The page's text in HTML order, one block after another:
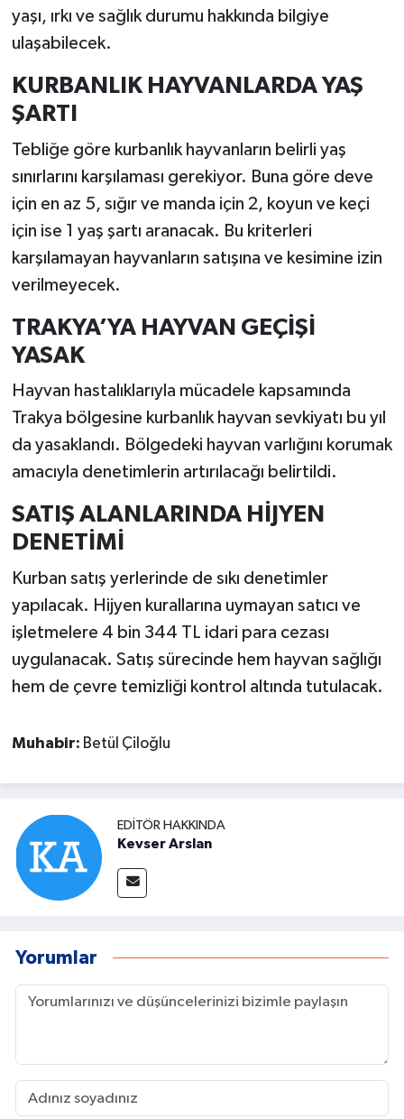
yaşı, ırkı ve sağlık durumu hakkında bilgiye
ulaşabilecek.
KURBANLIK HAYVANLARDA YAŞ
ŞARTI
Tebliğe göre kurbanlık hayvanların belirli yaş
sınırlarını karşılaması gerekiyor. Buna göre deve
için en az 5, sığır ve manda için 2, koyun ve keçi
için ise 1 yaş şartı aranacak. Bu kriterleri
karşılamayan hayvanların satışına ve kesimine izin
verilmeyecek.
TRAKYA’YA HAYVAN GEÇİŞİ
YASAK
Hayvan hastalıklarıyla mücadele kapsamında
Trakya bölgesine kurbanlık hayvan sevkiyatı bu yıl
da yasaklandı. Bölgedeki hayvan varlığını korumak
amacıyla denetimlerin artırılacağı belirtildi.
SATIŞ ALANLARINDA HİJYEN
DENETİMİ
Kurban satış yerlerinde de sıkı denetimler
yapılacak. Hijyen kurallarına uymayan satıcı ve
işletmelere 4 bin 344 TL idari para cezası
uygulanacak. Satış sürecinde hem hayvan sağlığı
hem de çevre temizliği kontrol altında tutulacak.
Muhabir: Betül Çiloğlu
EDITÖR HAKKINDA
Kevser Arslan
Yorumlar